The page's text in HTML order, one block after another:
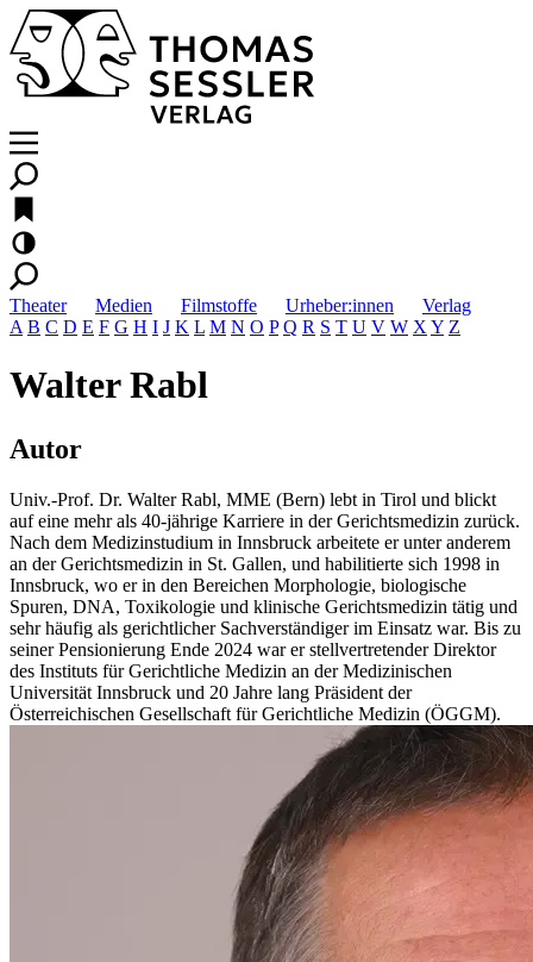
Theater Medien Filmstoffe Urheber:innen
Verlag
A B C D E F G H I J K L M N O P Q R S T U V W X Y Z
Walter Rabl
Autor
Univ.-Prof. Dr. Walter Rabl, MME (Bern) lebt in Tirol und blickt
auf eine mehr als 40-jährige Karriere in der Gerichtsmedizin zurück.
Nach dem Medizinstudium in Innsbruck arbeitete er unter anderem
an der Gerichtsmedizin in St. Gallen, und habilitierte sich 1998 in
Innsbruck, wo er in den Bereichen Morphologie, biologische
Spuren, DNA, Toxikologie und klinische Gerichtsmedizin tätig und
sehr häufig als gerichtlicher Sachverständiger im Einsatz war. Bis zu
seiner Pensionierung Ende 2024 war er stellvertretender Direktor
des Instituts für Gerichtliche Medizin an der Medizinischen
Universität Innsbruck und 20 Jahre lang Präsident der
Österreichischen Gesellschaft für Gerichtliche Medizin (ÖGGM).